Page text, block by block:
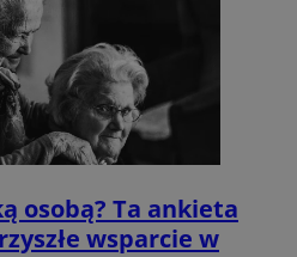
osobą? Ta ankieta
wsparcie w